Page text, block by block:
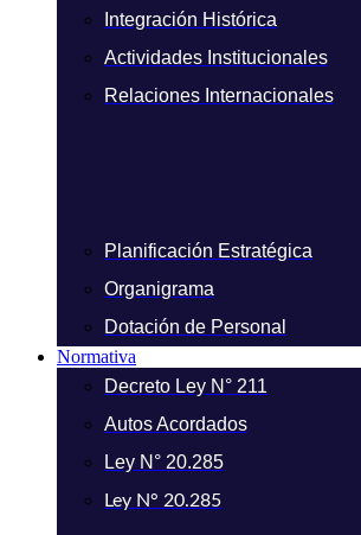
Integración Histórica
Actividades Institucionales
Relaciones Internacionales
Planificación Estratégica
Organigrama
Dotación de Personal
Normativa
Decreto Ley N° 211
Autos Acordados
Ley N° 20.285
Ley N° 20.285